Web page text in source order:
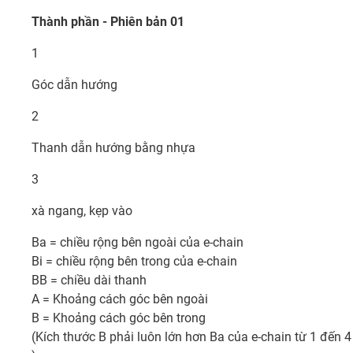
Thành phần - Phiên bản 01
1
Góc dẫn hướng
2
Thanh dẫn hướng bằng nhựa
3
xà ngang, kẹp vào
Ba = chiều rộng bên ngoài của e-chain
Bi = chiều rộng bên trong của e-chain
BB = chiều dài thanh
A = Khoảng cách góc bên ngoài
B = Khoảng cách góc bên trong
(Kích thước B phải luôn lớn hơn Ba của e-chain từ 1 đến